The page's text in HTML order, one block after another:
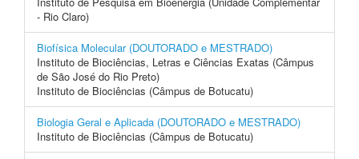
- Rio Claro)
Biofísica Molecular (DOUTORADO e MESTRADO)
Instituto de Biociências, Letras e Ciências Exatas (Câmpus
de São José do Rio Preto)
Instituto de Biociências (Câmpus de Botucatu)
Biologia Geral e Aplicada (DOUTORADO e MESTRADO)
Instituto de Biociências (Câmpus de Botucatu)